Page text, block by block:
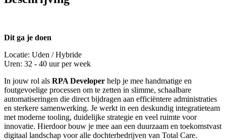
Dit ga je doen
Locatie: Uden / Hybride
Uren: 32 - 40 uur per week
In jouw rol als RPA Developer help je mee handmatige en
foutgevoelige processen om te zetten in slimme, schaalbare
automatiseringen die direct bijdragen aan efficiëntere administraties
en sterkere samenwerking. Je werkt in een deskundig integratieteam
met moderne tooling, duidelijke strategie en veel ruimte voor
innovatie. Hierdoor bouw je mee aan een duurzaam en toekomstvast
digitaal landschap voor alle dochterbedrijven van Total Care.